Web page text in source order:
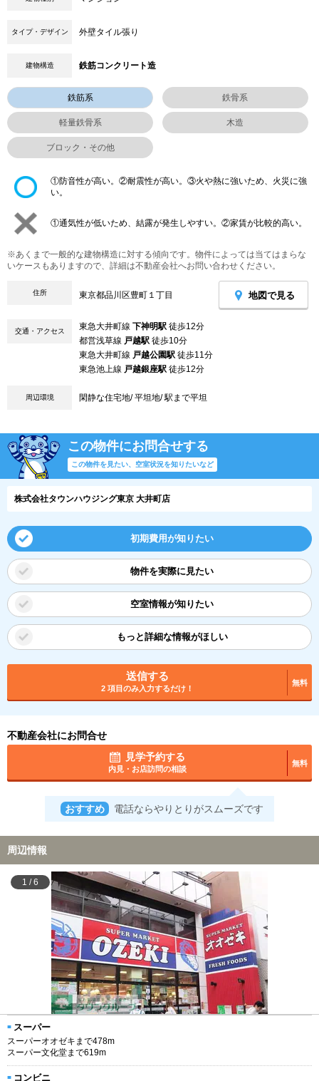
タイプ・デザイン 外壁タイル張り
建物構造 鉄筋コンクリート造
鉄筋系 鉄骨系
軽量鉄骨系 木造
ブロック・その他
①防音性が高い。②耐震性が高い。③火や熱に強いため、火災に強
い。
①通気性が低いため、結露が発生しやすい。②家賃が比較的高い。
※あくまで一般的な建物構造に対する傾向です。物件によっては当てはまらな
いケースもありますので、詳細は不動産会社へお問い合わせください。
住所 東京都品川区豊町１丁目 地図で見る
交通・アクセス 東急大井町線 下神明駅 徒歩12分
都営浅草線 戸越駅 徒歩10分
東急大井町線 戸越公園駅 徒歩11分
東急池上線 戸越銀座駅 徒歩12分
周辺環境 閑静な住宅地/ 平坦地/ 駅まで平坦
この物件にお問合せする
この物件を見たい、空室状況を知りたいなど
株式会社タウンハウジング東京 大井町店
初期費用が知りたい
物件を実際に見たい
空室情報が知りたい
もっと詳細な情報がほしい
送信する
2 項目のみ入力するだけ！
無料
不動産会社にお問合せ
見学予約する
内見・お店訪問の相談
無料
おすすめ 電話ならやりとりがスムーズです
周辺情報
1 /6
スーパー
スーパーオオゼキまで478m
スーパー文化堂まで619m
コンビニ